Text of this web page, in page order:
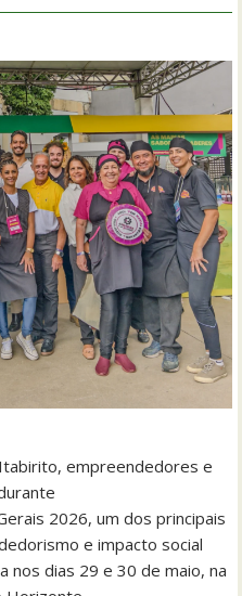
empreendedores e
2026, um dos principais
e impacto social
nos dias 29 e 30 de maio, na